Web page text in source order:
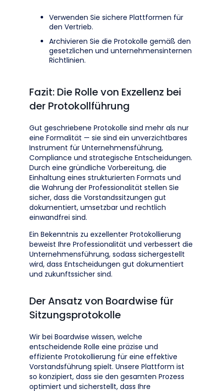
Verwenden Sie sichere Plattformen für
den Vertrieb.
Archivieren Sie die Protokolle gemäß den
gesetzlichen und unternehmensinternen
Richtlinien.
Fazit: Die Rolle von Exzellenz bei
der Protokollführung
Gut geschriebene Protokolle sind mehr als nur
eine Formalität — sie sind ein unverzichtbares
Instrument für Unternehmensführung,
Compliance und strategische Entscheidungen.
Durch eine gründliche Vorbereitung, die
Einhaltung eines strukturierten Formats und
die Wahrung der Professionalität stellen Sie
sicher, dass die Vorstandssitzungen gut
dokumentiert, umsetzbar und rechtlich
einwandfrei sind.
Ein Bekenntnis zu exzellenter Protokollierung
beweist Ihre Professionalität und verbessert die
Unternehmensführung, sodass sichergestellt
wird, dass Entscheidungen gut dokumentiert
und zukunftssicher sind.
Der Ansatz von Boardwise für
Sitzungsprotokolle
Wir bei Boardwise wissen, welche
entscheidende Rolle eine präzise und
effiziente Protokollierung für eine effektive
Vorstandsführung spielt. Unsere Plattform ist
so konzipiert, dass sie den gesamten Prozess
optimiert und sicherstellt, dass Ihre